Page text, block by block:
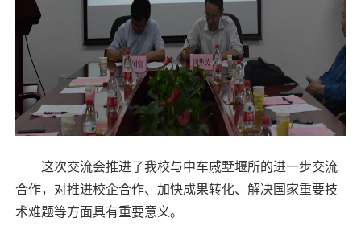
这次交流会推进了我校与中车戚墅堰所的进一步交流
合作，对推进校企合作、加快成果转化、解决国家重要技
术难题等方面具有重要意义。